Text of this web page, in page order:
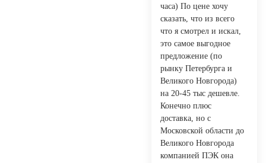
часа) По цене хочу
сказать, что из всего
что я смотрел и искал,
это самое выгодное
предложение (по
рынку Петербурга и
Великого Новгорода)
на 20-45 тыс дешевле.
Конечно плюс
доставка, но с
Московской области до
Великого Новгорода
компанией ПЭК она